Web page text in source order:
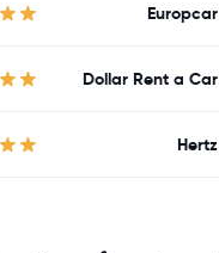
Europcar
Dollar Rent a Car
Hertz